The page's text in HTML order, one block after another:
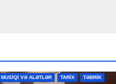
MAHNILAR MƏDƏNİYYƏT MƏDƏNİYYƏT
MUSİQİ VƏ ALƏTLƏR TARİX TƏBRİK